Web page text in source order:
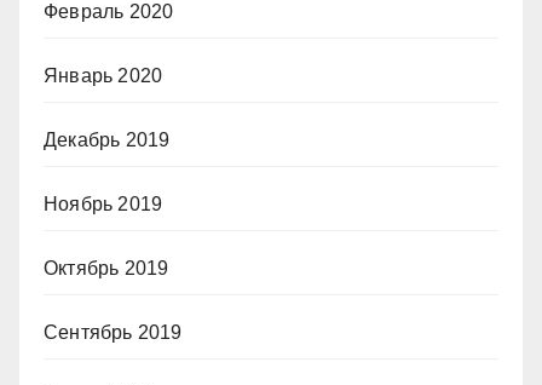
Февраль 2020
Январь 2020
Декабрь 2019
Ноябрь 2019
Октябрь 2019
Сентябрь 2019